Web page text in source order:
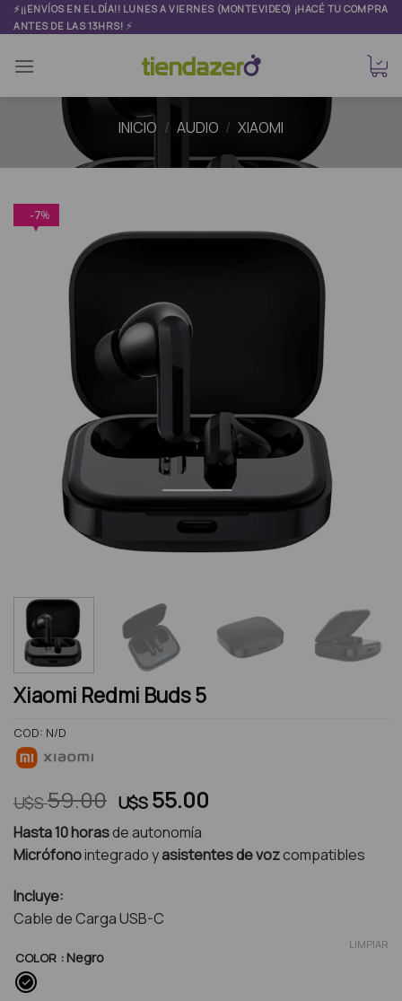
Skip
to
⚡¡¡ENVÍOS EN EL DÍA!! LUNES A VIERNES (MONTEVIDEO) ¡HACÉ TU COMPRA
ANTES DE LAS 13HRS! ⚡
INICIO / AUDIO / XIAOMI
%
7
Xiaomi Redmi Buds 5
COD: N/D
U$S59.00 El
precio
original
era:
59.00.
U$S 55.00
actual
es:
Hasta 10 horasde autonomía
Micrófonointegrado yasistentes de vozcompatibles
Incluye:
Cable de Carga USB-C
COLOR : Negro
LIMPIAR